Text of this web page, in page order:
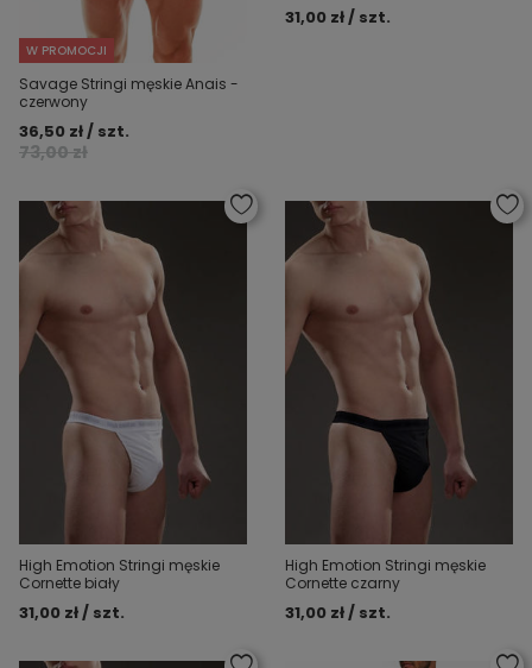
W PROMOCJI
Savage Stringi męskie Anais -
czerwony
73,00 zł
36,50 zł / szt.
31,00 zł / szt.
High Emotion Stringi męskie
Cornette biały
31,00 zł / szt.
High Emotion Stringi męskie
Cornette czarny
31,00 zł / szt.